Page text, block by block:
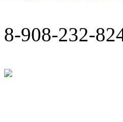
8-908-232-